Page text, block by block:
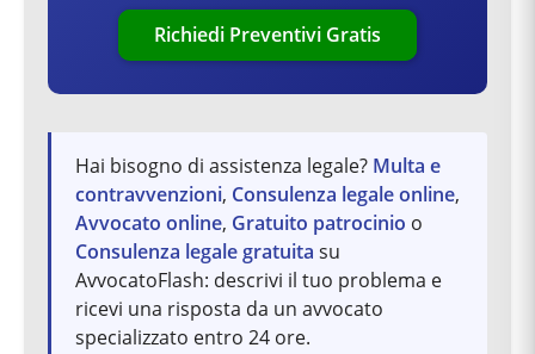
Richiedi Preventivi Gratis
Hai bisogno di assistenza legale? Multa e
contravvenzioni, Consulenza legale online,
Avvocato online, Gratuito patrocinio o
Consulenza legale gratuita su
AvvocatoFlash: descrivi il tuo problema e
ricevi una risposta da un avvocato
specializzato entro 24 ore.